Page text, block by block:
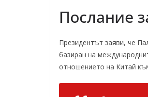
Послание
Президентът заяви, че
базиран на
отношението на Китай